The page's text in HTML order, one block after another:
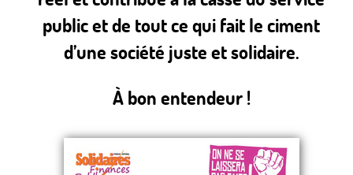
public et de tout ce qui fait le ciment
d’une société juste et solidaire.
À bon entendeur !